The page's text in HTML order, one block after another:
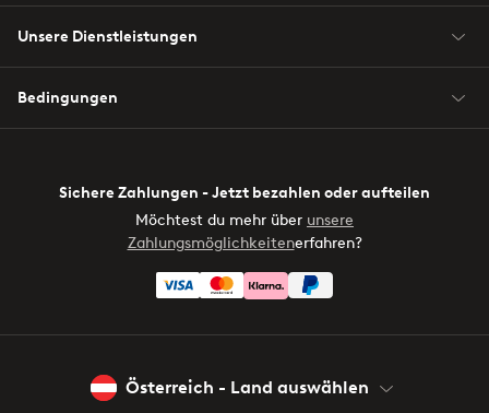
Unsere Dienstleistungen
Bedingungen
Sichere Zahlungen - Jetzt bezahlen oder aufteilen
Möchtest du mehr über unsere
Zahlungsmöglichkeitenerfahren?
Österreich - Land auswählen